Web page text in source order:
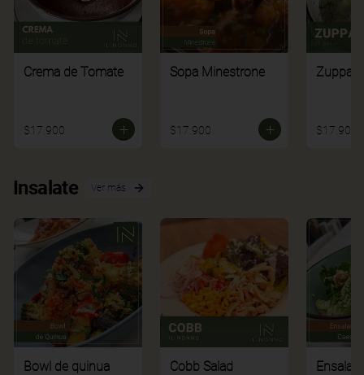
Crema de Tomate
$17.900
Sopa Minestrone
$17.900
Zuppa
$17.900
Insalate Ver más
Bowl de quinua Cobb Salad